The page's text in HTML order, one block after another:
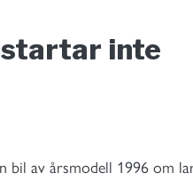
startar inte
av årsmodell 1996 om